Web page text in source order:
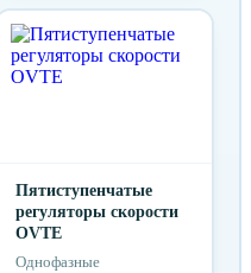
вентиляторов
посредством изменения
питающего напряжения.
Пятиступенчатые
регуляторы скорости
OVTE
Однофазные